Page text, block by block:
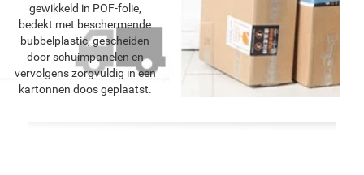
gewikkeld in POF-folie,
bedekt met beschermende
bubbelplastic, gescheiden
door schuimpanelen en
vervolgens zorgvuldig in een
kartonnen doos geplaatst.